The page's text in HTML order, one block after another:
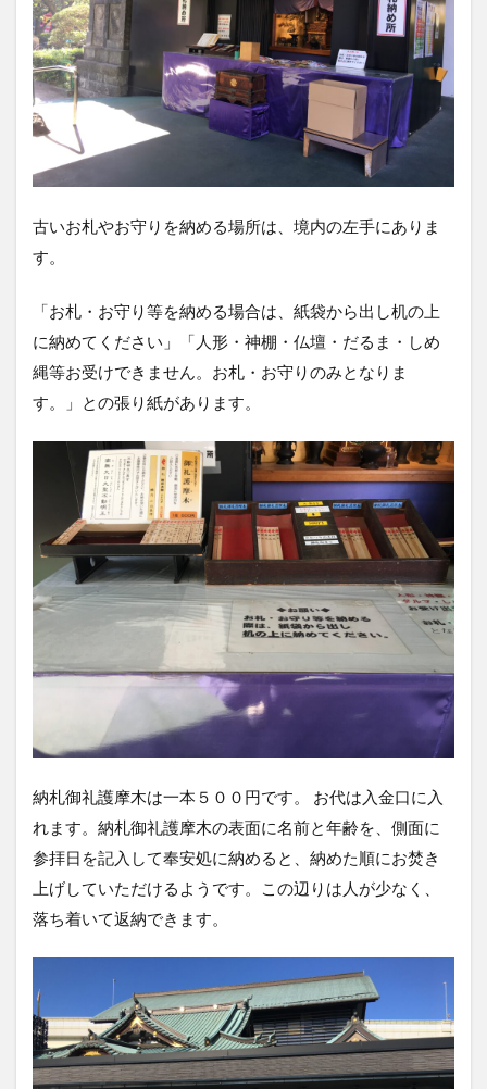
古いお札やお守りを納める場所は、境内の左手にありま
す。
「お札・お守り等を納める場合は、紙袋から出し机の上
に納めてください」「人形・神棚・仏壇・だるま・しめ
縄等お受けできません。お札・お守りのみとなりま
す。」との張り紙があります。
納札御礼護摩木は一本５００円です。 お代は入金口に入
れます。納札御礼護摩木の表面に名前と年齢を、側面に
参拝日を記入して奉安処に納めると、納めた順にお焚き
上げしていただけるようです。この辺りは人が少なく、
落ち着いて返納できます。